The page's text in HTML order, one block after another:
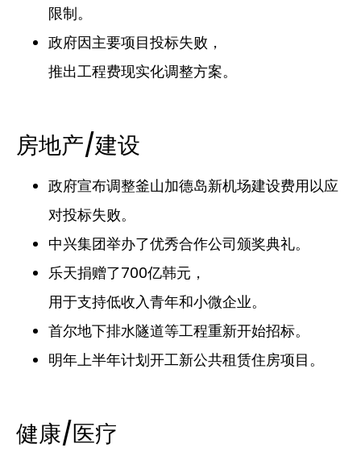
限制。
政府因主要项目投标失败，
推出工程费现实化调整方案。
房地产/建设
政府宣布调整釜山加德岛新机场建设费用以应
对投标失败。
中兴集团举办了优秀合作公司颁奖典礼。
乐天捐赠了700亿韩元，
用于支持低收入青年和小微企业。
首尔地下排水隧道等工程重新开始招标。
明年上半年计划开工新公共租赁住房项目。
健康/医疗